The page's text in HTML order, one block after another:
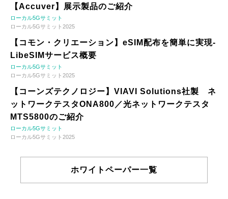
【Accuver】展示製品のご紹介
ローカル5Gサミット
ローカル5Gサミット2025
【コモン・クリエーション】eSIM配布を簡単に実現-
LibeSIMサービス概要
ローカル5Gサミット
ローカル5Gサミット2025
【コーンズテクノロジー】VIAVI Solutions社製 ネ
ットワークテスタONA800／光ネットワークテスタ
MTS5800のご紹介
ローカル5Gサミット
ローカル5Gサミット2025
ホワイトペーパー一覧